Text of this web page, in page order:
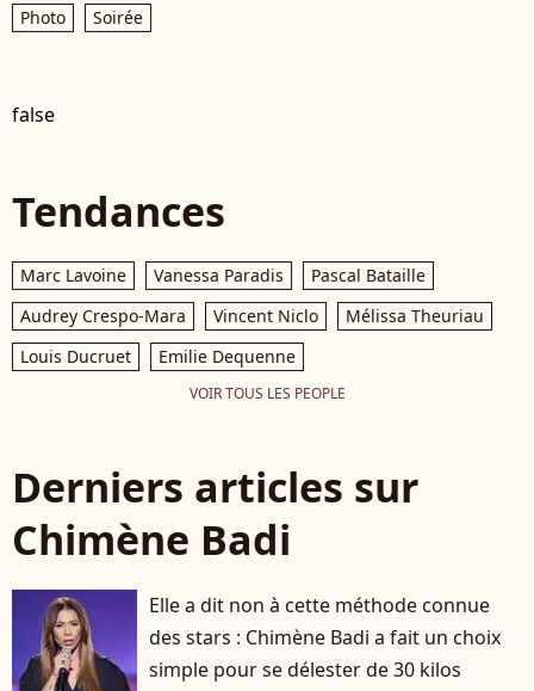
Photo Soirée
false
Tendances
Marc Lavoine Vanessa Paradis
Pascal Bataille
Audrey Crespo-Mara
Vincent Niclo
Mélissa Theuriau
Louis Ducruet
Emilie Dequenne
VOIR TOUS LES PEOPLE
Derniers articles sur
Chimène Badi
Elle a dit non à cette méthode connue
des stars : Chimène Badi a fait un choix
simple pour se délester de 30 kilos